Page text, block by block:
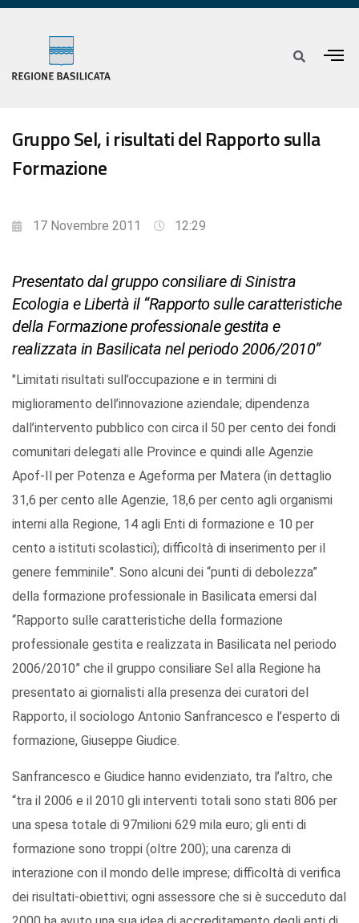
Gruppo Sel, i risultati del Rapporto sulla
Formazione
17 Novembre 2011 12:29
Presentato dal gruppo consiliare di Sinistra
Ecologia e Libertà il “Rapporto sulle caratteristiche
della Formazione professionale gestita e
realizzata in Basilicata nel periodo 2006/2010”
"Limitati risultati sull’occupazione e in termini di
miglioramento dell’innovazione aziendale; dipendenza
dall’intervento pubblico con circa il 50 per cento dei fondi
comunitari delegati alle Province e quindi alle Agenzie
Apof-Il per Potenza e Ageforma per Matera (in dettaglio
31,6 per cento alle Agenzie, 18,6 per cento agli organismi
interni alla Regione, 14 agli Enti di formazione e 10 per
cento a istituti scolastici); difficoltà di inserimento per il
genere femminile". Sono alcuni dei “punti di debolezza”
della formazione professionale in Basilicata emersi dal
“Rapporto sulle caratteristiche della formazione
professionale gestita e realizzata in Basilicata nel periodo
2006/2010” che il gruppo consiliare Sel alla Regione ha
presentato ai giornalisti alla presenza dei curatori del
Rapporto, il sociologo Antonio Sanfrancesco e l’esperto di
formazione, Giuseppe Giudice.
Sanfrancesco e Giudice hanno evidenziato, tra l’altro, che
“tra il 2006 e il 2010 gli interventi totali sono stati 806 per
una spesa totale di 97milioni 629 mila euro; gli enti di
formazione sono troppi (oltre 200); una carenza di
interazione con il mondo delle imprese; difficoltà di verifica
dei risultati-obiettivi; ogni assessore che si è succeduto dal